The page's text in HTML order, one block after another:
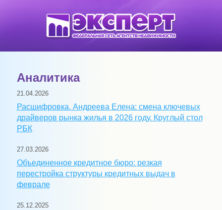
Аналитика
21.04.2026
Расшифровка. Андреева Елена: смена ключевых
драйверов рынка жилья в 2026 году. Круглый стол
РБК
27.03.2026
Объединенное кредитное бюро: резкая
перестройка структуры кредитных выдач в
феврале
25.12.2025